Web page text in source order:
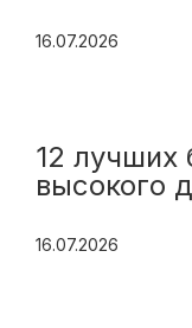
16.07.2026
12
высокого
16.07.2026